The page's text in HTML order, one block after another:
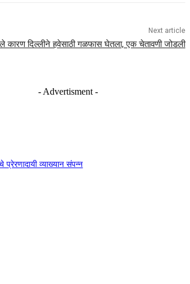
Next article
कारण दिल्लीने हवेसाठी गळफास घेतला, एक चेतावणी जोडली
- Advertisment -
प्रेरणादायी व्याख्यान संपन्न